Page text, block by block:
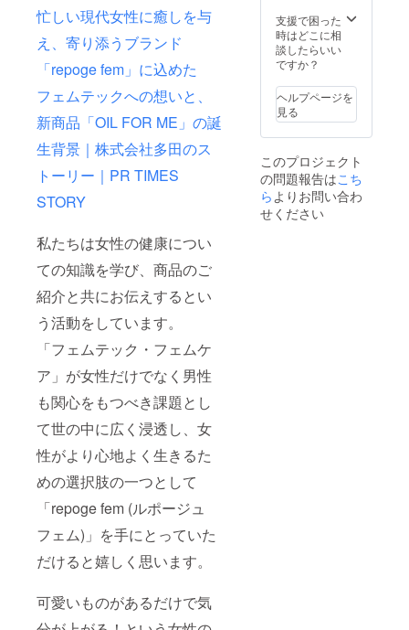
忙しい現代女性に癒しを与
え、寄り添うブランド
「repoge fem」に込めた
フェムテックへの想いと、
新商品「OIL FOR ME」の誕
生背景｜株式会社多田のス
トーリー｜PR TIMES
STORY
私たちは女性の健康につい
ての知識を学び、商品のご
紹介と共にお伝えするとい
う活動をしています。
「フェムテック・フェムケ
ア」が女性だけでなく男性
も関心をもつべき課題とし
て世の中に広く浸透し、女
性がより心地よく生きるた
めの選択肢の一つとして
「repoge fem (ルポージュ
フェム)」を手にとっていた
だけると嬉しく思います。
可愛いものがあるだけで気
ん。 ■
商品詳
細 商品
名：
ウー
マン
3,000円
（税
込：
3,240
円） 内
賞味期
限：
2025年
5月 ■原
ソマル
トオリ
製
造）、
レモン
果汁、
発酵酸
まる女
性特有
の疾患
や既往
症をお
持ちの
師にご
相談の
上お飲
みくだ
さい。
※避妊目
的でピ
ご使用
下さ
い。
（初
期の方
注意が
必要で
す。）
※入浴剤
を使用
できる
月齢の
嬉しく
思いま
す。 ※
送料込
値段で
原材料
等は
をご確
認くだ
さい。
■商品詳
やポー
チに入
れてお
けば、
れも防
げま
す。 ※
送料込
値段で
す。 ※
乳がん
や子宮
がん、
【ノン
カフェ
イン・
低カロ
のエナ
ジード
リンク
です。
状ドリ
ンクで
飲みや
すく、
水なし
支援で困った
時はどこに相
談したらいい
ですか？
ヘルプページを
見る
このプロジェクト
の問題報告はこち
らよりお問い合わ
せください